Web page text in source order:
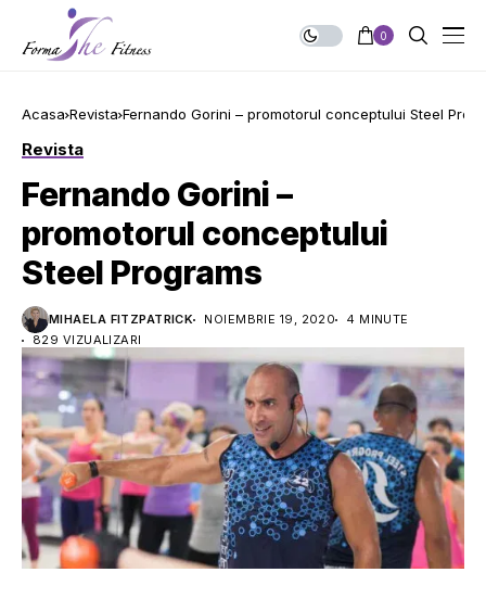
0
Acasa Revista Fernando Gorini – promotorul conceptului Steel
Revista
Fernando Gorini –
promotorul conceptului
Steel Programs
MIHAELA FITZPATRICK NOIEMBRIE 19, 2020
4 MINUTE
829 VIZUALIZARI